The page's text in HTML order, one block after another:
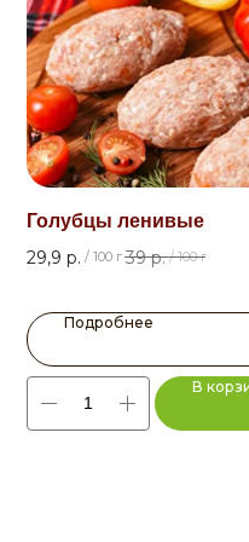
Голубцы ленивые
29,9 р. / 100 г 39 р. / 100 г
Подробнее
В